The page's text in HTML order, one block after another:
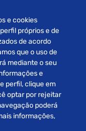
PESQUISAR
Desenvolvido por
e cookies
próprios e de
de acordo
que o uso de
mediante o seu
e
perfil, clique em
optar por rejeitar
poderá
informações,